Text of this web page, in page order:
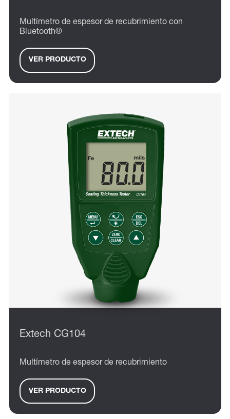
Multímetro de espesor de recubrimiento con
Bluetooth®
VER PRODUCTO
Extech CG104
Multímetro de espesor de recubrimiento
VER PRODUCTO